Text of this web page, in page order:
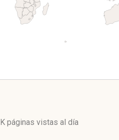
páginas vistas al día